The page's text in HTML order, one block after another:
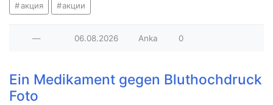
акция акции
— 06.08.2026 Anka 0
Ein Medikament gegen Bluthochdruck
Foto